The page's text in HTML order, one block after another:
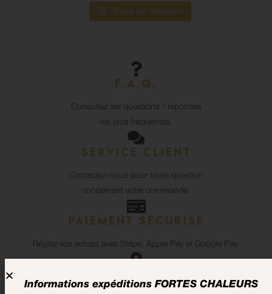
Suivre sur Instagram
F.A.Q.
Consultez les questions / réponses
les plus fréquentes.
Service client
Contactez-nous pour toute question
concernant votre commande.
Paiement sécurisé
Réglez vos achats avec Stripe, Apple Pay et Google Pay.
Informations expéditions FORTES CHALEURS